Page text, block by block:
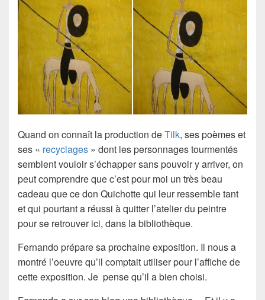
Quand on connaît la production deTilk, ses poèmes et
ses « recyclages » dont les personnages tourmentés
semblent vouloir s’échapper sans pouvoir y arriver, on
peut comprendre que c’est pour moi un très beau
cadeau que ce don Quichotte qui leur ressemble tant
et qui pourtant a réussi à quitter l’atelier du peintre
pour se retrouver ici, dans la bibliothèque.
Fernando prépare sa prochaine exposition. Il nous a
montré l’oeuvre qu’il comptait utiliser pour l’affiche de
cette exposition. Je pense qu’il a bien choisi.